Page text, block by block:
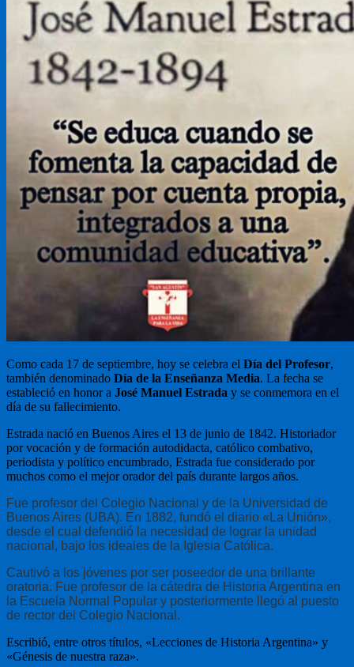
Como cada 17 de septiembre, hoy se celebra el Día del Profesor,
también denominado Día de la Enseñanza Media. La fecha se
estableció en honor a José Manuel Estrada y se conmemora en el
día de su fallecimiento.
Estrada nació en Buenos Aires el 13 de junio de 1842. Historiador
por vocación y de formación autodidacta, católico combativo,
periodista y político encumbrado, Estrada fue considerado por
muchos como el mejor orador del país durante largos años.
Fue profesor del Colegio Nacional y de la Universidad de
Buenos Aires (UBA). En 1882, fundó el diario «La Unión»,
desde el cual defendió la necesidad de lograr la unidad
nacional, bajo los ideales de la Iglesia Católica.
Cautivó a los jóvenes por ser poseedor de una brillante
oratoria. Fue profesor de la cátedra de Historia Argentina en
la Escuela Normal Popular y posteriormente llegó al puesto
de rector del Colegio Nacional.
Escribió, entre otros títulos, «Lecciones de Historia Argentina» y
«Génesis de nuestra raza».